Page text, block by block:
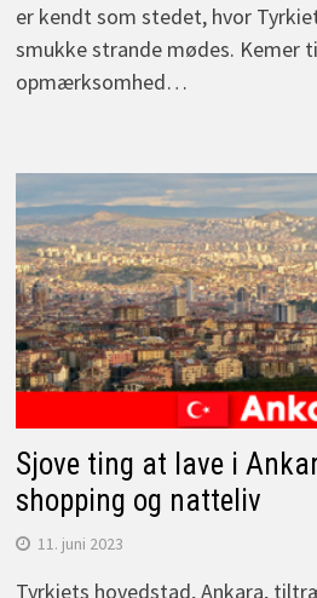
er kendt som stedet, hvor
smukke strande mødes.
opmærksomhed…
Sjove ting at lave i
shopping og natteliv
11. juni 2023
Tyrkiets hovedstad, Ankara,